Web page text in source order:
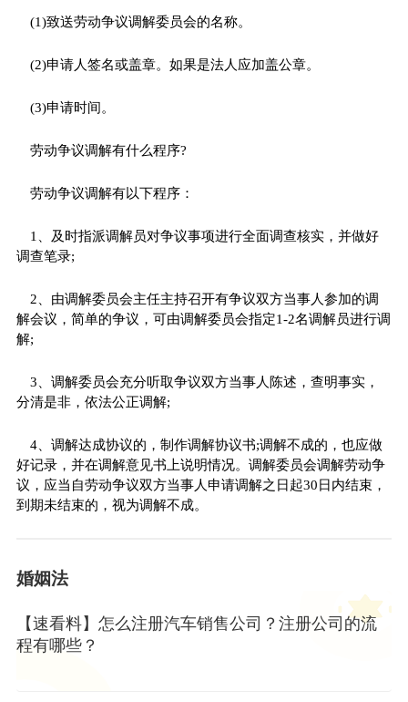
(1)致送劳动争议调解委员会的名称。
(2)申请人签名或盖章。如果是法人应加盖公章。
(3)申请时间。
劳动争议调解有什么程序?
劳动争议调解有以下程序：
1、及时指派调解员对争议事项进行全面调查核实，并做好
调查笔录;
2、由调解委员会主任主持召开有争议双方当事人参加的调
解会议，简单的争议，可由调解委员会指定1-2名调解员进行调
解;
3、调解委员会充分听取争议双方当事人陈述，查明事实，
分清是非，依法公正调解;
4、调解达成协议的，制作调解协议书;调解不成的，也应做
好记录，并在调解意见书上说明情况。调解委员会调解劳动争
议，应当自劳动争议双方当事人申请调解之日起30日内结束，
到期未结束的，视为调解不成。
婚姻法
【速看料】怎么注册汽车销售公司？注册公司的流
程有哪些？